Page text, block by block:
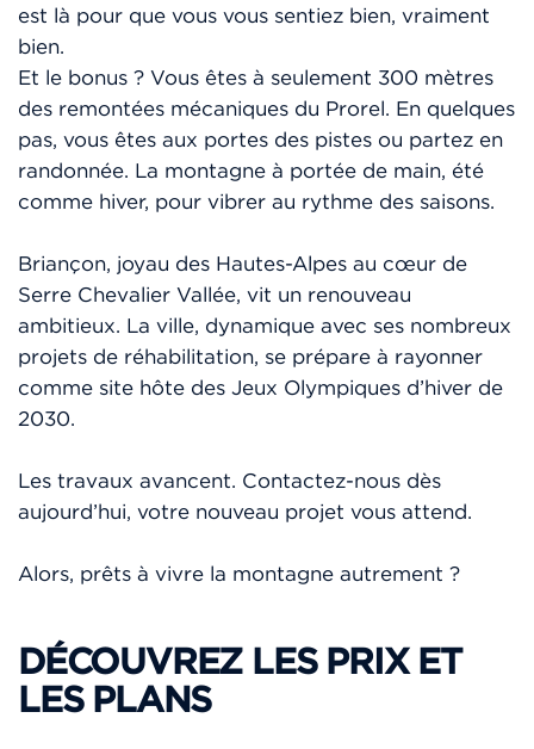
est là pour que vous vous sentiez bien, vraiment
bien.
Et le bonus ? Vous êtes à seulement 300 mètres
des remontées mécaniques du Prorel. En quelques
pas, vous êtes aux portes des pistes ou partez en
randonnée. La montagne à portée de main, été
comme hiver, pour vibrer au rythme des saisons.
Briançon, joyau des Hautes-Alpes au cœur de
Serre Chevalier Vallée, vit un renouveau
ambitieux. La ville, dynamique avec ses nombreux
projets de réhabilitation, se prépare à rayonner
comme site hôte des Jeux Olympiques d’hiver de
2030.
Les travaux avancent. Contactez-nous dès
aujourd’hui, votre nouveau projet vous attend.
Alors, prêts à vivre la montagne autrement ?
DÉCOUVREZ LES PRIX ET
LES PLANS